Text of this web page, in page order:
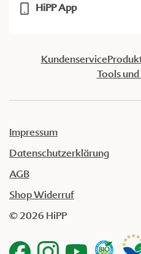
HiPP App
Kundenservice
Tools
Impressum
Datenschutzerklärung
AGB
Shop Widerruf
© 2026 HiPP